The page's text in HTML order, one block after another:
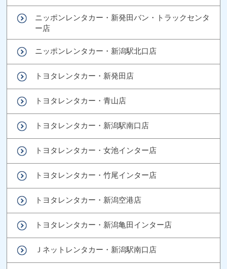
ニッポンレンタカー・新発田バン・トラックセンタ
ー店
ニッポンレンタカー・新潟駅北口店
トヨタレンタカー・新発田店
トヨタレンタカー・青山店
トヨタレンタカー・新潟駅南口店
トヨタレンタカー・女池インター店
トヨタレンタカー・竹尾インター店
トヨタレンタカー・新潟空港店
トヨタレンタカー・新潟亀田インター店
Ｊネットレンタカー・新潟駅南口店